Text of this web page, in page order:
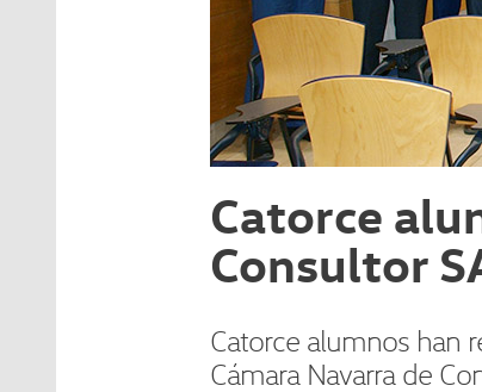
Catorce
Consultor
Catorce alumnos han
Cámara Navarra de